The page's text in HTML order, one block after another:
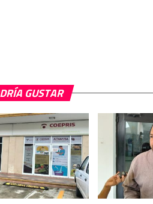
GUSTAR